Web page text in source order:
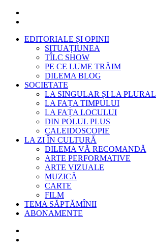
EDITORIALE ȘI OPINII
SITUAȚIUNEA
TÎLC SHOW
PE CE LUME TRĂIM
DILEMA BLOG
SOCIETATE
LA SINGULAR ȘI LA PLURAL
LA FAȚA TIMPULUI
LA FAȚA LOCULUI
DIN POLUL PLUS
CALEIDOSCOPIE
LA ZI ÎN CULTURĂ
DILEMA VĂ RECOMANDĂ
ARTE PERFORMATIVE
ARTE VIZUALE
MUZICĂ
CARTE
FILM
TEMA SĂPTĂMÎNII
ABONAMENTE